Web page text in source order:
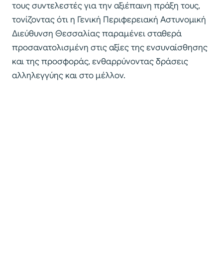
τους συντελεστές για την αξιέπαινη πράξη τους,
τονίζοντας ότι η Γενική Περιφερειακή Αστυνομική
Διεύθυνση Θεσσαλίας παραμένει σταθερά
προσανατολισμένη στις αξίες της ενσυναίσθησης
και της προσφοράς, ενθαρρύνοντας δράσεις
αλληλεγγύης και στο μέλλον.